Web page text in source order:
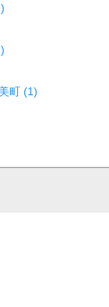
町 (1)